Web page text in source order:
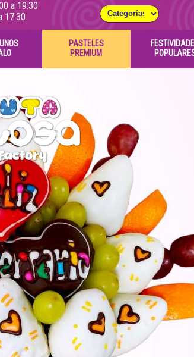
a 19:30
17:30
PASTELES
PREMIUM